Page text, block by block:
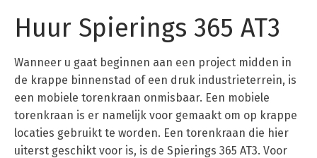
Huur Spierings 365 AT3
Wanneer u gaat beginnen aan een project midden in
de krappe binnenstad of een druk industrieterrein, is
een mobiele torenkraan onmisbaar. Een mobiele
torenkraan is er namelijk voor gemaakt om op krappe
locaties gebruikt te worden. Een torenkraan die hier
uiterst geschikt voor is, is de Spierings 365 AT3. Voor